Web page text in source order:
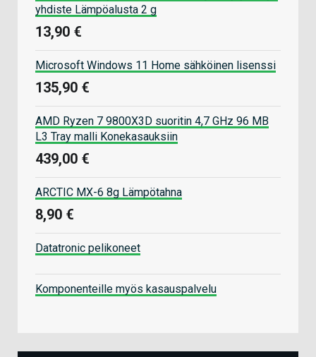
yhdiste Lämpöalusta 2 g
13,90 €
Microsoft Windows 11 Home sähköinen lisenssi
135,90 €
AMD Ryzen 7 9800X3D suoritin 4,7 GHz 96 MB
L3 Tray malli Konekasauksiin
439,00 €
ARCTIC MX-6 8g Lämpötahna
8,90 €
Datatronic pelikoneet
Komponenteille myös kasauspalvelu